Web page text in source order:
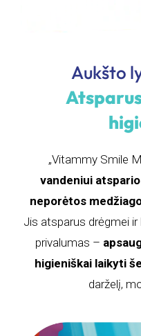
Aukšto
„Vitammy Smile
vandeniui
neporėtos
Jis atsparus drėgmei
privalumas –
higieniškai laikyti
darželį,